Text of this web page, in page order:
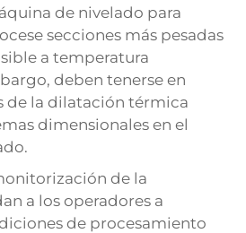
de nivelado para
secciones más pesadas
a temperatura
deben tenerse en
de la dilatación térmica
dimensionales en el
de la
a los operadores a
de procesamiento